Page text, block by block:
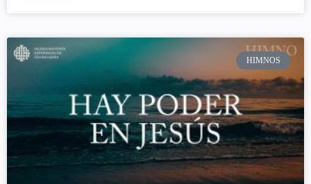
HIMNOS